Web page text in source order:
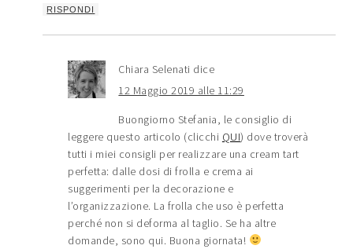
RISPONDI
Chiara Selenati dice
12 Maggio 2019 alle 11:29
Buongiorno Stefania, le consiglio di
leggere questo articolo (clicchi QUI) dove troverà
tutti i miei consigli per realizzare una cream tart
perfetta: dalle dosi di frolla e crema ai
suggerimenti per la decorazione e
l’organizzazione. La frolla che uso è perfetta
perché non si deforma al taglio. Se ha altre
domande, sono qui. Buona giornata!